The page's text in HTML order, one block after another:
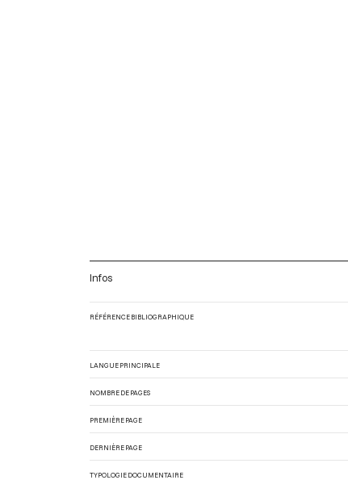
Infos
RÉFÉRENCE BIBLIOGRAPHIQUE
LANGUE PRINCIPALE
NOMBRE DE PAGES
PREMIÈRE PAGE
DERNIÈRE PAGE
TYPOLOGIE DOCUMENTAIRE